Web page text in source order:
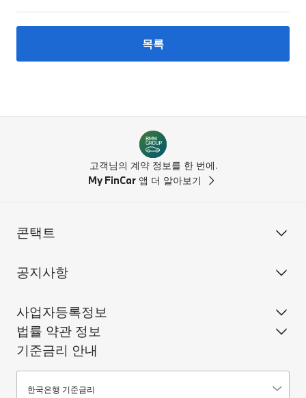
목록
고객님의 계약 정보를 한 번에.
My FinCar 앱 더 알아보기
콘택트
공지사항
사업자등록정보
법률 약관 정보
기준금리 안내
기준금리안내
한국은행 기준금리